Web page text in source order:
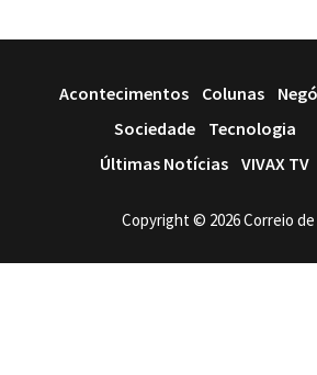
Acontecimentos Colunas
Sociedade
Tecnologia
Últimas Notícias
VIVAX TV
Copyright © 2026 Correio de